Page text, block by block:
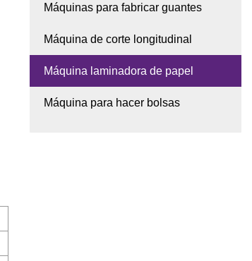
Máquinas para fabricar guantes
Máquina de corte longitudinal
Máquina laminadora de papel
Máquina para hacer bolsas